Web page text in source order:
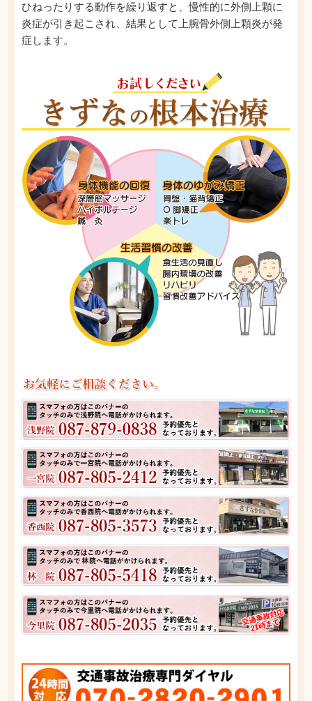
ひねったりする動作を繰り返すと、慢性的に外側上顆に
炎症が引き起こされ、結果として上腕骨外側上顆炎が発
症します。